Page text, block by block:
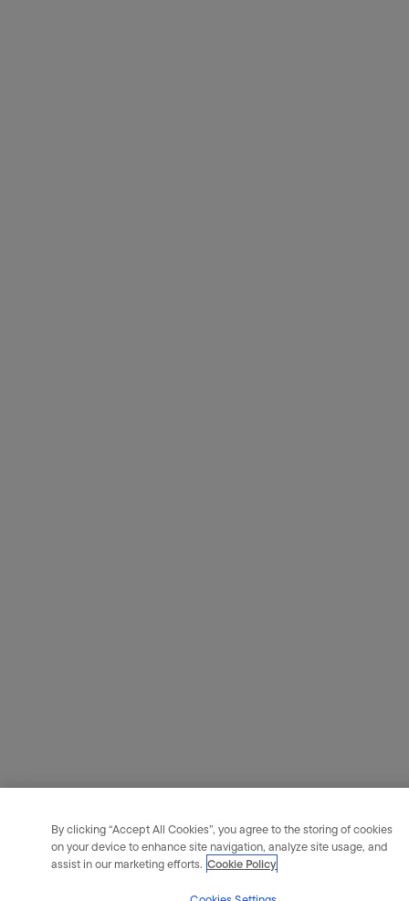
By clicking “Accept All Cookies”, you agree to the storing of cookies
on your device to enhance site navigation, analyze site usage, and
assist in our marketing efforts. Cookie Policy